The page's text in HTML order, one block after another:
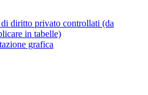
diritto privato controllati (da
in tabelle)
grafica